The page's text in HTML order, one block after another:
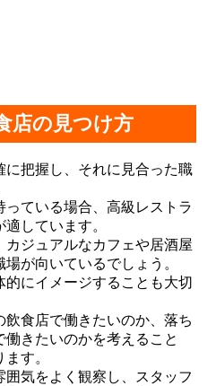
店の見つけ方
に把握し、それに見合った職
ている場合、高級レストラ
しています。
ジュアルなカフェや居酒屋
が向いているでしょう。
にイメージすることも大切
食店で働きたいのか、落ち
きたいのかを考えること
す。
囲気をよく観察し、スタッフ